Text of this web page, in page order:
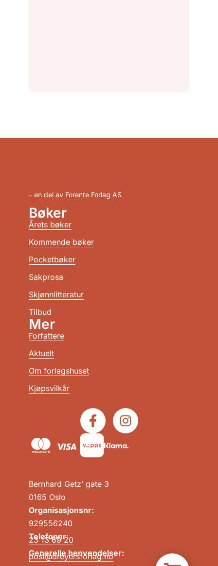
– en del av Forente Forlag AS
Bernhard Getz’ gate 3
0165 Oslo
Organisasjonsnr:
929556240
Telefonnr:
23 13 69 20
Generelle henvendelser:
post@dreyersforlag.no
Bøker
Årets bøker
Kommende bøker
Pocketbøker
Sakprosa
Skjønnlitteratur
Tilbud
Mer
Forfattere
Aktuelt
Om forlagshuset
Kjøpsvilkår